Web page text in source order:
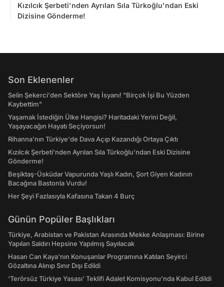
Kızılcık Şerbeti'nden Ayrılan Sıla Türkoğlu'ndan Eski
Dizisine Gönderme!
Son Eklenenler
Selin Şekerci'den Sektöre Yaş İsyanı! "Birçok İşi Bu Yüzden
Kaybettim"
Yaşamak İstediğin Ülke Hangisi? Haritadaki Yerini Değil,
Yaşayacağın Hayatı Seçiyorsun!
Rihanna'nın Türkiye'de Dava Açıp Kazandığı Ortaya Çıktı
Kızılcık Şerbeti'nden Ayrılan Sıla Türkoğlu'ndan Eski Dizisine
Gönderme!
Beşiktaş-Üsküdar Vapurunda Yaşlı Kadın, Şort Giyen Kadının
Bacağına Bastonla Vurdu!
Her Şeyi Fazlasıyla Kafasına Takan 4 Burç
Günün Popüler Başlıkları
Türkiye, Arabistan ve Pakistan Arasında Mekke Anlaşması: Birine
Yapılan Saldırı Hepsine Yapılmış Sayılacak
Hasan Can Kaya’nın Konuşanlar Programına Katılan Seyirci
Gözaltına Alınıp Sınır Dışı Edildi
‘Terörsüz Türkiye Yasası’ Teklifi Adalet Komisyonu'nda Kabul Edildi